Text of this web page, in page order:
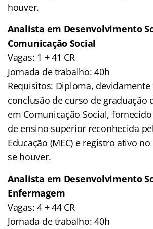
houver.
Analista em Desenvolvimento
Comunicação Social
Vagas: 1 + 41 CR
Jornada de trabalho: 40h
Requisitos: Diploma,
conclusão de curso de graduação
em Comunicação Social,
de ensino superior reconhecida
Educação (MEC) e registro ativo
se houver.
Analista em Desenvolvimento
Enfermagem
Vagas: 4 + 44 CR
Jornada de trabalho: 40h